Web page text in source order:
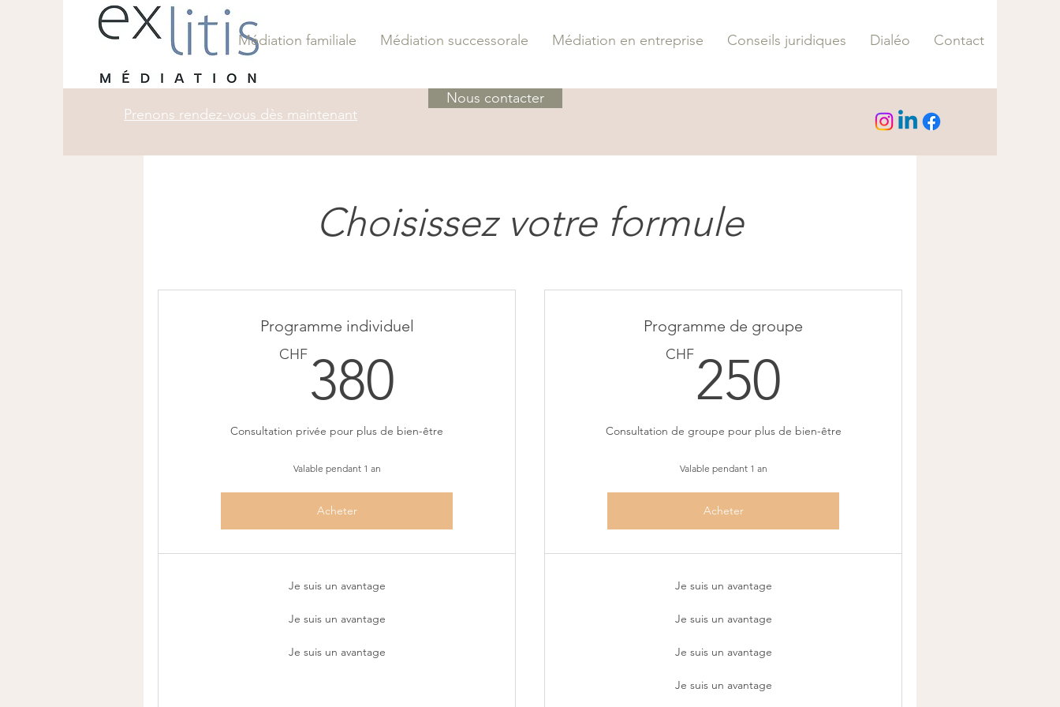
Médiation familiale Médiation successorale Médiation en entreprise Conseils juridiques Dialéo Contact
Prenons rendez-vous dès maintenant
Nous contacter
Choisissez votre formule
Programme individuel
CHF 380
Consultation privée pour plus de bien-être
Valable pendant 1 an
Acheter
Je suis un avantage
Je suis un avantage
Je suis un avantage
Programme de groupe
CHF250
Consultation de groupe pour plus de bien-être
Valable pendant 1 an
Acheter
Je suis un avantage
Je suis un avantage
Je suis un avantage
Je suis un avantage